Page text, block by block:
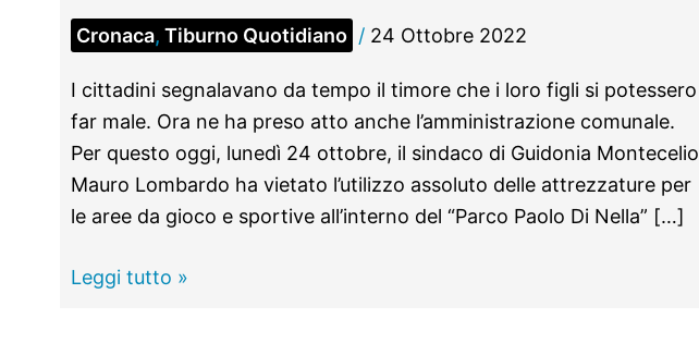
Cronaca, Tiburno Quotidiano / 24 Ottobre 2022
I cittadini segnalavano da tempo il timore che i loro figli si potessero
far male. Ora ne ha preso atto anche l’amministrazione comunale.
Per questo oggi, lunedì 24 ottobre, il sindaco di Guidonia Montecelio
Mauro Lombardo ha vietato l’utilizzo assoluto delle attrezzature per
le aree da gioco e sportive all’interno del “Parco Paolo Di Nella” […]
GUIDONIA
Leggi tutto »